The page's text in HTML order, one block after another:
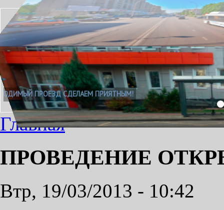
НЕОБХОДИМЫЙ ПРОЕЗД СДЕЛАЕМ ПРИЯТНЫМ!
Главная
ПРОВЕДЕНИЕ
Втр, 19/03/2013 - 10:42